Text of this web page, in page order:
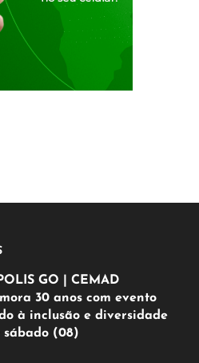
GO | CEMAD
30 anos com evento
à inclusão e diversidade
sábado (08)